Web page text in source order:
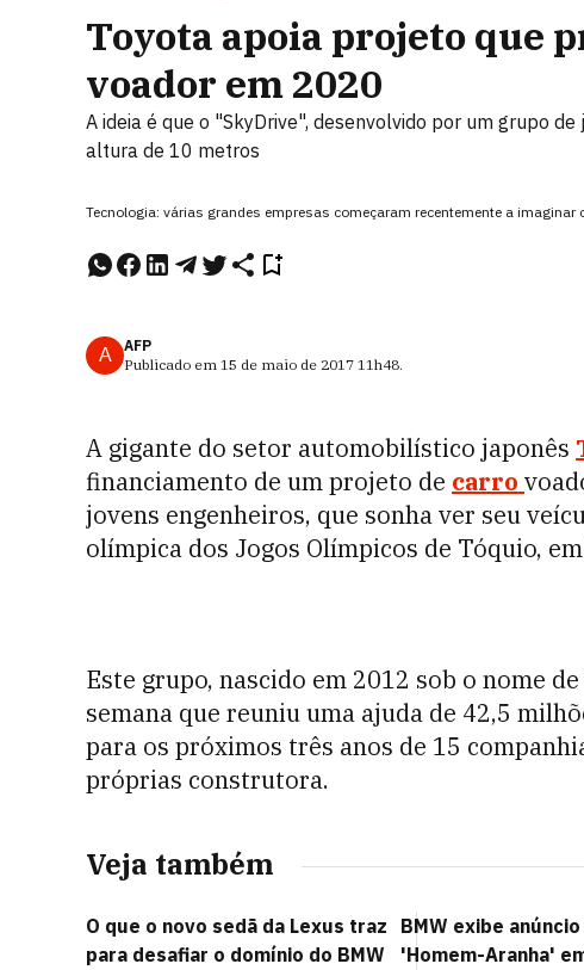
Toyota apoia projeto que
voador em 2020
A ideia é que o "SkyDrive", desenvolvido por um grupo
altura de 10 metros
Tecnologia: várias grandes empresas começaram recentemente a
A
AFP
Publicado em 15 de maio de 2017 11h48.
A gigante do setor automobilístico japonês
financiamento de um projeto de carro
jovens engenheiros, que sonha ver seu
olímpica dos Jogos Olímpicos de Tóquio,
Este grupo, nascido em 2012 sob o nome
semana que reuniu uma ajuda de 42,5
para os próximos três anos de 15
próprias construtora.
Veja também
O que o novo sedã da Lexus traz
para desafiar o domínio do BMW
BMW exibe
'Homem-Aranha'